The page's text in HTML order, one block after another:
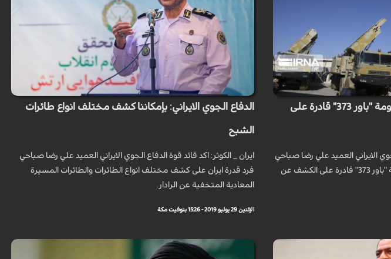
قائد الدفاع الجوي الايراني: منظومة "باور 373" قادرة على
الايراني العميد علي رضا صباحي
فرد بان منظومة الدفاع الجوي الايرانية "باور 373" قادرة على الكشف عن
الدفاع الجوي الايراني: بإمكاننا كشف مختلف انواع طائرات
الشبح
ايران _ الكوثر: اكد قائد قوة الدفاع الجوي الايراني العميد علي رضا صباحي
فرد قدرة ايران على كشف مختلف انواع الطائرات والطائرات المسيرة
المعادية المتخفية عن الرادار.
الإثنين 29 يوليو 2019 - 15:26 بتوقيت مكة